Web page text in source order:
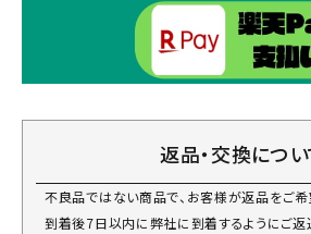
返品・交換につい
不良品ではない商品で、お客様が返品をご
到着後7日以内に弊社に到着するようにご返